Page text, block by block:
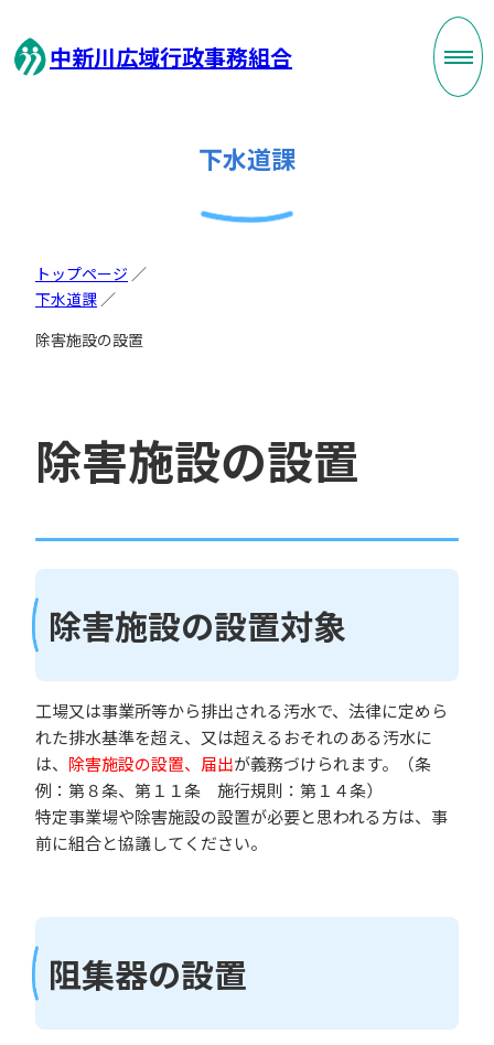
中新川広域行政事務組合
下水道課
トップページ ／
下水道課 ／
除害施設の設置
除害施設の設置
除害施設の設置対象
工場又は事業所等から排出される汚水で、法律に定めら
れた排水基準を超え、又は超えるおそれのある汚水に
は、 除害施設の設置、届出が義務づけられます。（条
例：第８条、第１１条 施行規則：第１４条）
特定事業場や除害施設の設置が必要と思われる方は、事
前に組合と協議してください。
阻集器の設置